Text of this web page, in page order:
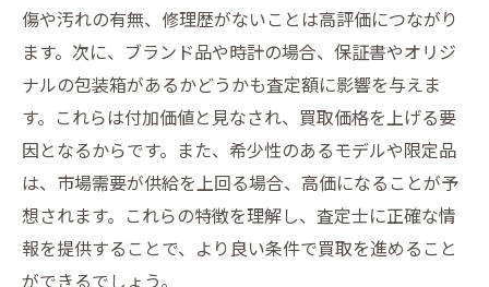
傷や汚れの有無、修理歴がないことは高評価につながり
ます。次に、ブランド品や時計の場合、保証書やオリジ
ナルの包装箱があるかどうかも査定額に影響を与えま
す。これらは付加価値と見なされ、買取価格を上げる要
因となるからです。また、希少性のあるモデルや限定品
は、市場需要が供給を上回る場合、高価になることが予
想されます。これらの特徴を理解し、査定士に正確な情
報を提供することで、より良い条件で買取を進めること
ができるでしょう。